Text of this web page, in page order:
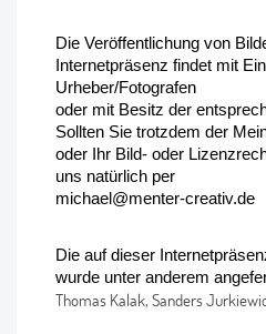
Die Veröffentlichung von
Internetpräsenz findet mit
Urheber/Fotografen
oder mit Besitz der
Sollten Sie trotzdem der
oder Ihr Bild- oder
uns natürlich per
michael@menter-creativ.de
Die auf dieser
wurde unter anderem
Thomas Kalak, Sanders